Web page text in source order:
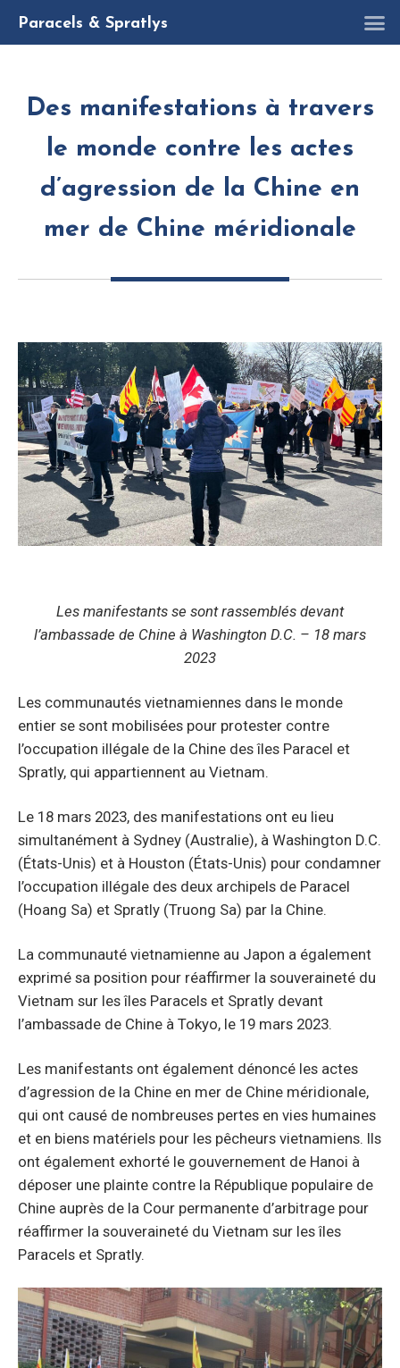
Paracels & Spratlys
Des manifestations à travers
le monde contre les actes
d’agression de la Chine en
mer de Chine méridionale
Les manifestants se sont rassemblés devant
l’ambassade de Chine à Washington D.C. – 18 mars
2023
Les communautés vietnamiennes dans le monde
entier se sont mobilisées pour protester contre
l’occupation illégale de la Chine des îles Paracel et
Spratly, qui appartiennent au Vietnam.
Le 18 mars 2023, des manifestations ont eu lieu
simultanément à Sydney (Australie), à Washington D.C.
(États-Unis) et à Houston (États-Unis) pour condamner
l’occupation illégale des deux archipels de Paracel
(Hoang Sa) et Spratly (Truong Sa) par la Chine.
La communauté vietnamienne au Japon a également
exprimé sa position pour réaffirmer la souveraineté du
Vietnam sur les îles Paracels et Spratly devant
l’ambassade de Chine à Tokyo, le 19 mars 2023.
Les manifestants ont également dénoncé les actes
d’agression de la Chine en mer de Chine méridionale,
qui ont causé de nombreuses pertes en vies humaines
et en biens matériels pour les pêcheurs vietnamiens. Ils
ont également exhorté le gouvernement de Hanoi à
déposer une plainte contre la République populaire de
Chine auprès de la Cour permanente d’arbitrage pour
réaffirmer la souveraineté du Vietnam sur les îles
Paracels et Spratly.